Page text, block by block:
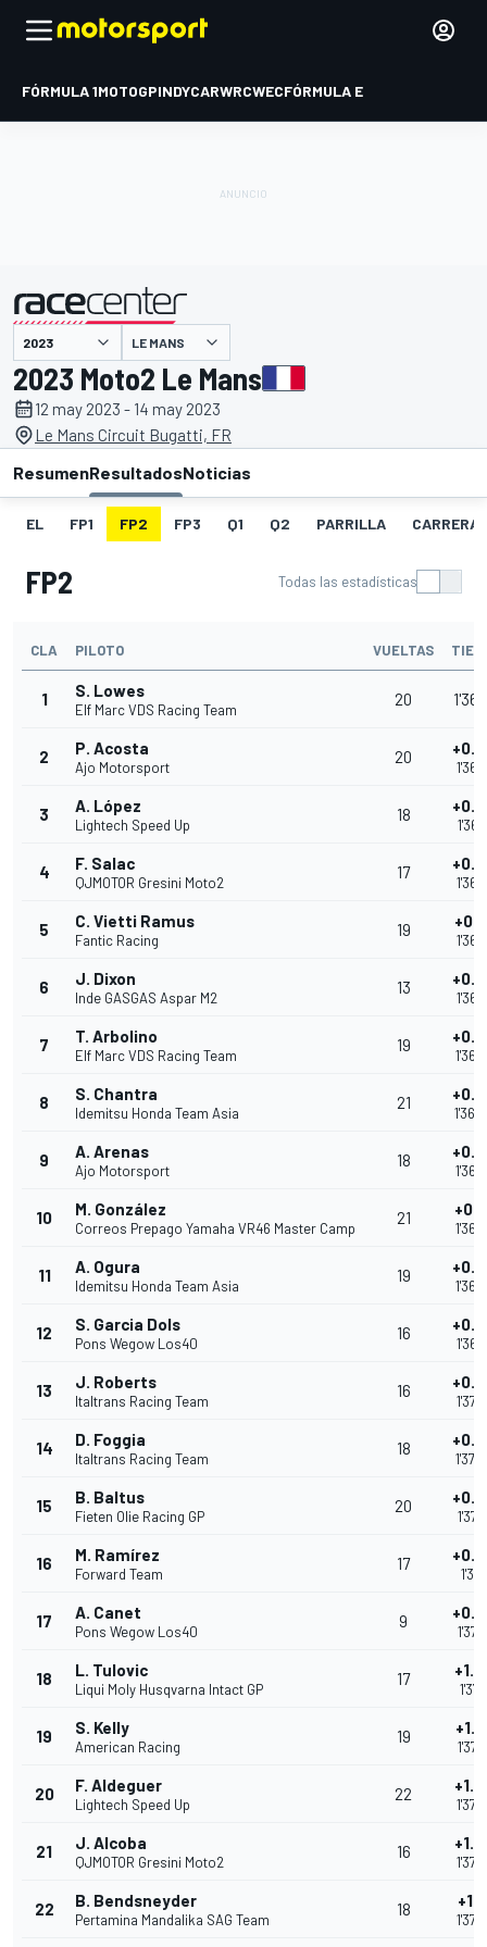
FÓRMULA 1MOTOGPINDYCARWRCWECFÓRMULA E
presentado por LE MANS
2023 Moto2 Le Mans
12 may 2023 - 14 may 2023
Le Mans Circuit Bugatti, FR
ResumenResultadosNoticias
EL FP1 FP2 FP3 Q1 Q2 PARRILLA CARRERA
FP2 Todas las estadísticas
CLA PILOTO VUELTAS
1 S. Lowes
Elf Marc VDS Racing Team
20
2 P. Acosta
Ajo Motorsport
20
3 A. López
Lightech Speed Up
18
4 F. Salac
QJMOTOR Gresini Moto2
17
5 C. Vietti Ramus
Fantic Racing
19
6 J. Dixon
Inde GASGAS Aspar M2
13
7 T. Arbolino
Elf Marc VDS Racing Team
19
8 S. Chantra
Idemitsu Honda Team Asia
21
9 A. Arenas
Ajo Motorsport
18
10 M. González
Correos Prepago Yamaha VR46 Master Camp
21
11 A. Ogura
Idemitsu Honda Team Asia
19
12 S. Garcia Dols
Pons Wegow Los40
16
13 J. Roberts
Italtrans Racing Team
16
14 D. Foggia
Italtrans Racing Team
18
15 B. Baltus
Fieten Olie Racing GP
20
16 M. Ramírez
Forward Team
17
17 A. Canet
Pons Wegow Los40
9
18 L. Tulovic
Liqui Moly Husqvarna Intact GP
17
19 S. Kelly
American Racing
19
20 F. Aldeguer
Lightech Speed Up
22
21 J. Alcoba
QJMOTOR Gresini Moto2
16
22 B. Bendsneyder
Pertamina Mandalika SAG Team
18